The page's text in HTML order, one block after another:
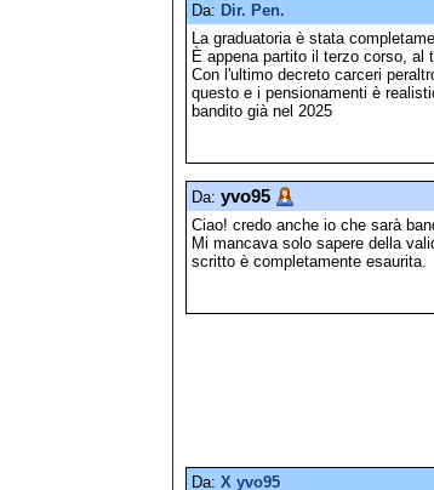
Da: Dir. Pen.
La graduatoria è stata
È appena partito il terzo corso, al
Con l'ultimo decreto carceri
questo e i pensionamenti è
bandito già nel 2025
Da: yvo95
Ciao! credo anche io che sarà
Mi mancava solo sapere della
scritto è completamente esaurita.
Da: X yvo95